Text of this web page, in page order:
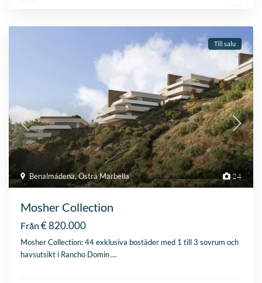
24
Benalmádena,Östra Marbella
Till salu
Mosher Collection
Från € 820.000
Mosher Collection: 44 exklusiva bostäder med 1 till 3 sovrum och
havsutsikt i Rancho Domin…